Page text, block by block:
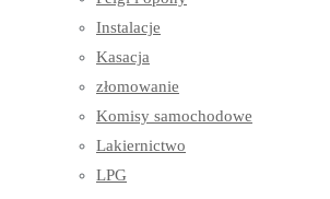
Instalacje
Kasacja
złomowanie
Komisy samochodowe
Lakiernictwo
LPG